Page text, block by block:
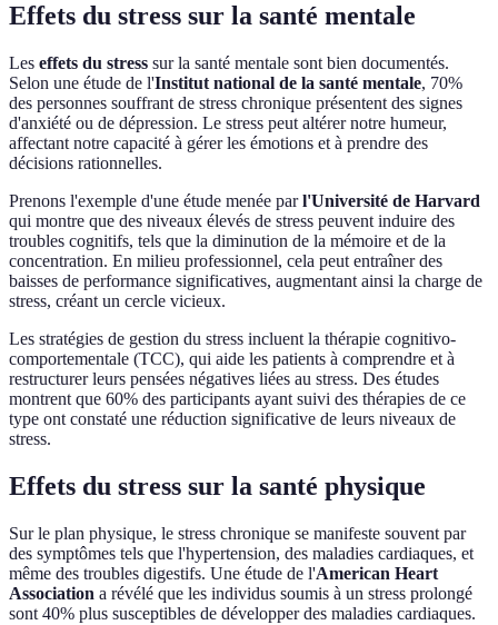
Effets du stress sur la santé mentale
Les effets du stress sur la santé mentale sont bien documentés.
Selon une étude de l'Institut national de la santé mentale, 70%
des personnes souffrant de stress chronique présentent des signes
d'anxiété ou de dépression. Le stress peut altérer notre humeur,
affectant notre capacité à gérer les émotions et à prendre des
décisions rationnelles.
Prenons l'exemple d'une étude menée parl'Université de Harvard
qui montre que des niveaux élevés de stress peuvent induire des
troubles cognitifs, tels que la diminution de la mémoire et de la
concentration. En milieu professionnel, cela peut entraîner des
baisses de performance significatives, augmentant ainsi la charge de
stress, créant un cercle vicieux.
Les stratégies de gestion du stress incluent la thérapie cognitivo-
comportementale (TCC), qui aide les patients à comprendre et à
restructurer leurs pensées négatives liées au stress. Des études
montrent que 60% des participants ayant suivi des thérapies de ce
type ont constaté une réduction significative de leurs niveaux de
stress.
Effets du stress sur la santé physique
Sur le plan physique, le stress chronique se manifeste souvent par
des symptômes tels que l'hypertension, des maladies cardiaques, et
même des troubles digestifs. Une étude de l'American Heart
Association a révélé que les individus soumis à un stress prolongé
sont 40% plus susceptibles de développer des maladies cardiaques.